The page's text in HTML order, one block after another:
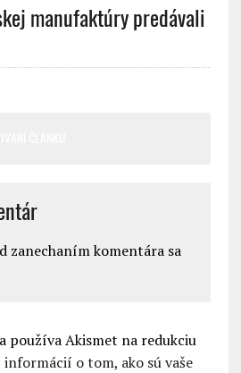
manufaktúry predávali
zanechaním komentára sa
používa Akismet na redukciu
o tom, ako sú vaše